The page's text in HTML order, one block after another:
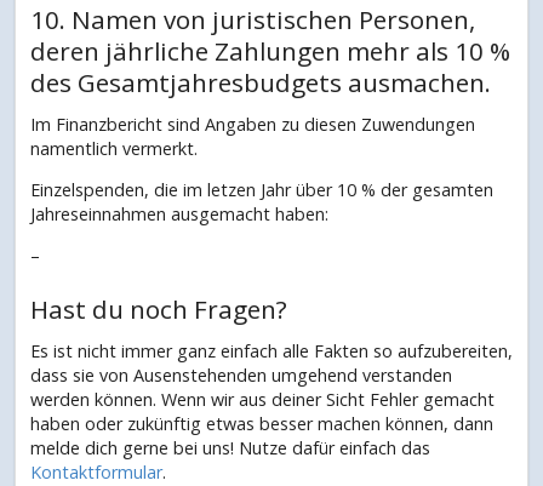
10. Namen von juristischen Personen,
deren jährliche Zahlungen mehr als 10 %
des Gesamtjahresbudgets ausmachen.
Im Finanzbericht sind Angaben zu diesen Zuwendungen
namentlich vermerkt.
Einzelspenden, die im letzen Jahr über 10 % der gesamten
Jahreseinnahmen ausgemacht haben:
–
Hast du noch Fragen?
Es ist nicht immer ganz einfach alle Fakten so aufzubereiten,
dass sie von Ausenstehenden umgehend verstanden
werden können. Wenn wir aus deiner Sicht Fehler gemacht
haben oder zukünftig etwas besser machen können, dann
melde dich gerne bei uns! Nutze dafür einfach das
Kontaktformular.